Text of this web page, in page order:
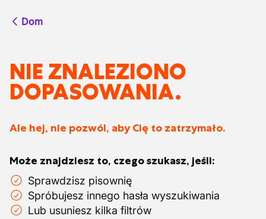
Dom
NIE ZNALEZIONO
DOPASOWANIA.
Ale hej, nie pozwól, aby Cię to zatrzymało.
Może znajdziesz to, czego szukasz, jeśli:
Sprawdzisz pisownię
Spróbujesz innego hasła wyszukiwania
Lub usuniesz kilka filtrów